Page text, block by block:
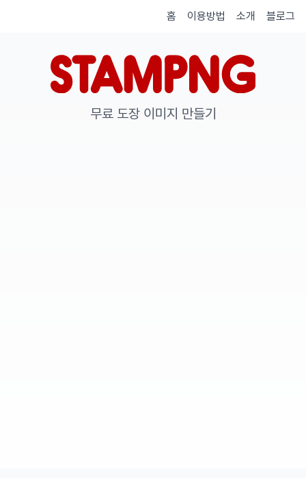
홈 이용방법 소개 블로그
무료 도장 이미지 만들기